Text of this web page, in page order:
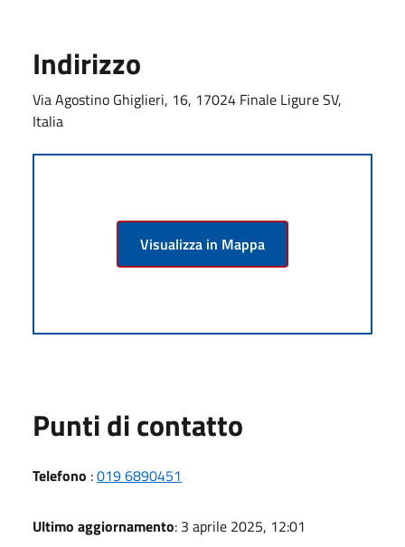
Indirizzo
Via Agostino Ghiglieri, 16, 17024 Finale Ligure SV,
Italia
Visualizza in Mappa
Punti di contatto
Telefono :019 6890451
Ultimo aggiornamento: 3 aprile 2025, 12:01